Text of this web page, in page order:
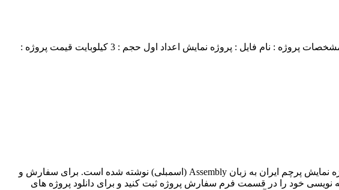
پروژه چاپ اعداد اول یکی دیگر از پروژه هایی است که توسط تیم قدرتمند Projectp30 طراحی وپیاده سازی شده است. مشخصات پروژه : نام فایل : پروژه نمایش اعداد اول حجم : 3 کیلوبایت قیمت پروژه :
پروژه نمایش پرچم ایران از دیگر پروژه هایی است که توسط تیم قدرتمند برنامه نویسی Projectp30 نوشته شده است. پروژه نمایش پرچم ایران به زبان Assembly (اسمبلی) نوشته شده است. برای سفارش و
نویسی خود را در قسمت فرم سفارش پروژه ثبت کنید و برای دانلود پروژه های